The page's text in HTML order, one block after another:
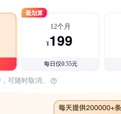
最划算
12个月
¥199
每日仅0.55元
可随时取消。